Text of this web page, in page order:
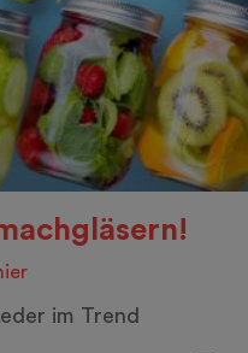
im Trend